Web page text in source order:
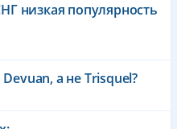
низкая популярность
а не Trisquel?